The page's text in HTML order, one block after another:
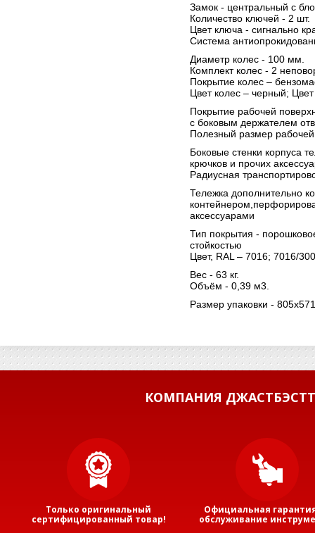
Замок - центральный с
Количество ключей - 2 шт.
Цвет ключа - сигнально
Система
Диаметр колес - 100 мм.
Комплект колес - 2
Покрытие колес –
Цвет колес – черный;
Покрытие рабочей
с боковым держателем
Полезный размер
Боковые стенки корпуса
крючков и прочих
Радиусная
Тележка дополнительно
аксессуарами
Тип покрытия -
стойкостью
Цвет, RAL – 7016; 7016/
Вес - 63 кг.
Объём - 0,39 м3.
Размер упаковки -
КОМПАНИЯ
Только оригинальный
сертифицированный товар!
Официальная
обслуживание